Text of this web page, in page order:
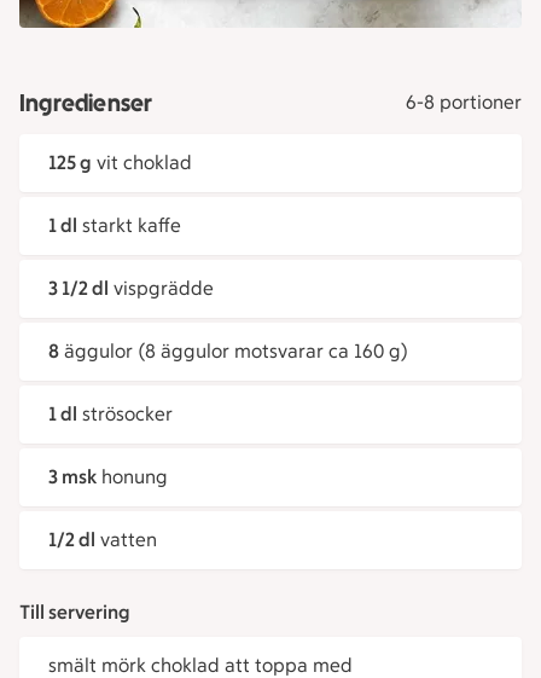
Ingredienser 6-8 portioner
125 g vit choklad
1 dl starkt kaffe
3 1/2 dl vispgrädde
8 äggulor (8 äggulor motsvarar ca 160 g)
1 dl strösocker
3 msk honung
1/2 dl vatten
Till servering
smält mörk choklad att toppa med